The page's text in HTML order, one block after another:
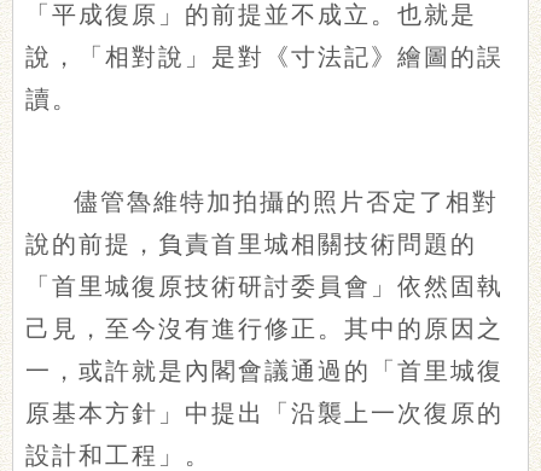
「平成復原」的前提並不成立。也就是
說，「相對說」是對《寸法記》繪圖的誤
讀。
儘管魯維特加拍攝的照片否定了相對
說的前提，負責首里城相關技術問題的
「首里城復原技術研討委員會」依然固執
己見，至今沒有進行修正。其中的原因之
一，或許就是內閣會議通過的「首里城復
原基本方針」中提出「沿襲上一次復原的
設計和工程」。